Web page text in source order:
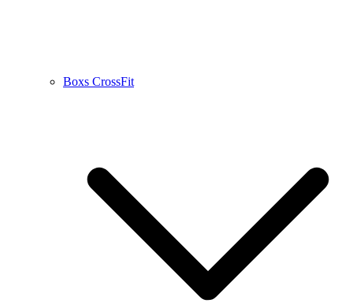
Boxs CrossFit